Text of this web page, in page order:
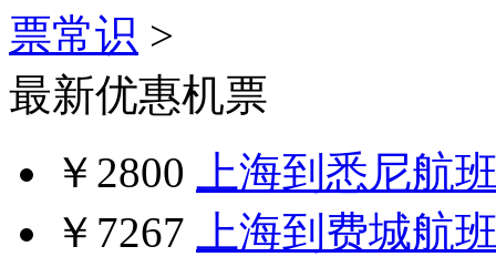
票常识 >
最新优惠机票
￥2800
上海到悉尼航
￥7267
上海到费城航